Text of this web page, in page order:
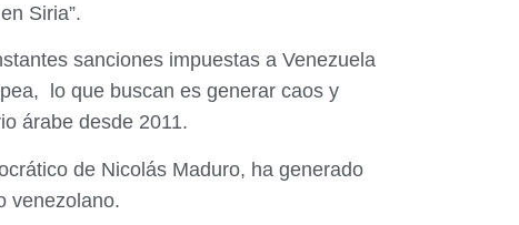
Siria”.
sanciones impuestas a Venezuela
lo que buscan es generar caos y
árabe desde 2011.
de Nicolás Maduro, ha generado
venezolano.